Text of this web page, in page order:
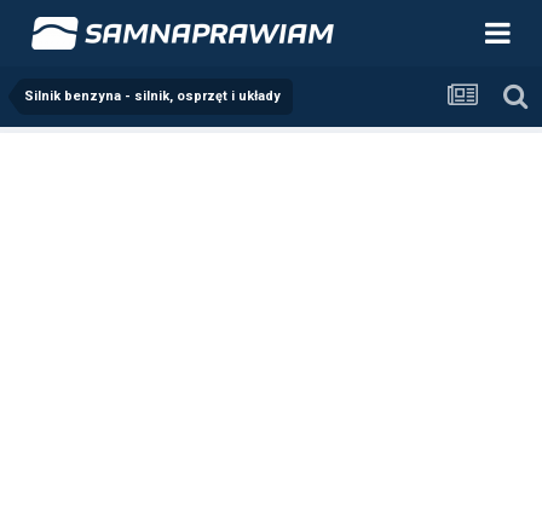
Silnik benzyna - silnik, osprzęt i układy